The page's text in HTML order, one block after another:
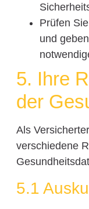
Prüfen
und
5. Ihre
der
Als
verschiedene
5.1